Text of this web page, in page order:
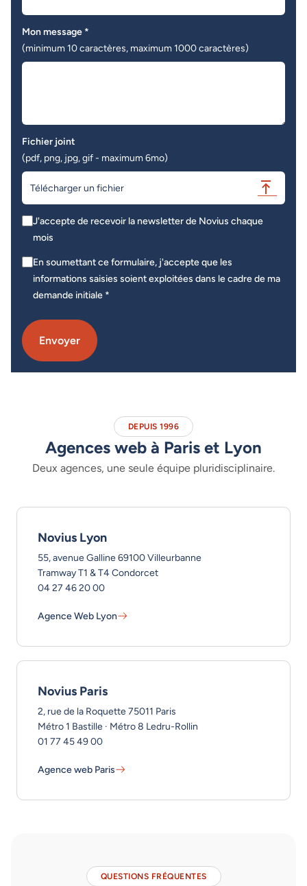
Mon message *
(minimum 10 caractères, maximum 1000 caractères)
Fichier joint
(pdf, png, jpg, gif - maximum 6mo)
Télécharger un fichier
J'accepte de recevoir la newsletter de Novius chaque
mois
En soumettant ce formulaire, j'accepte que les
informations saisies soient exploitées dans le cadre de ma
demande initiale *
Envoyer
DEPUIS 1996
Agences web à Paris et Lyon
Deux agences, une seule équipe pluridisciplinaire.
Novius Lyon
55, avenue Galline 69100 Villeurbanne
Tramway T1 & T4 Condorcet
04 27 46 20 00
Agence Web Lyon
Novius Paris
2, rue de la Roquette 75011 Paris
Métro 1 Bastille · Métro 8 Ledru-Rollin
01 77 45 49 00
Agence web Paris
QUESTIONS FRÉQUENTES